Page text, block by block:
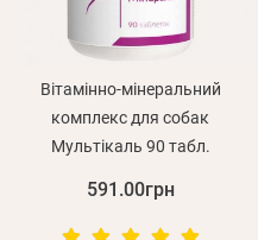
Вітамінно-мінеральний
комплекс для собак
Мультікаль 90 табл.
591.00грн